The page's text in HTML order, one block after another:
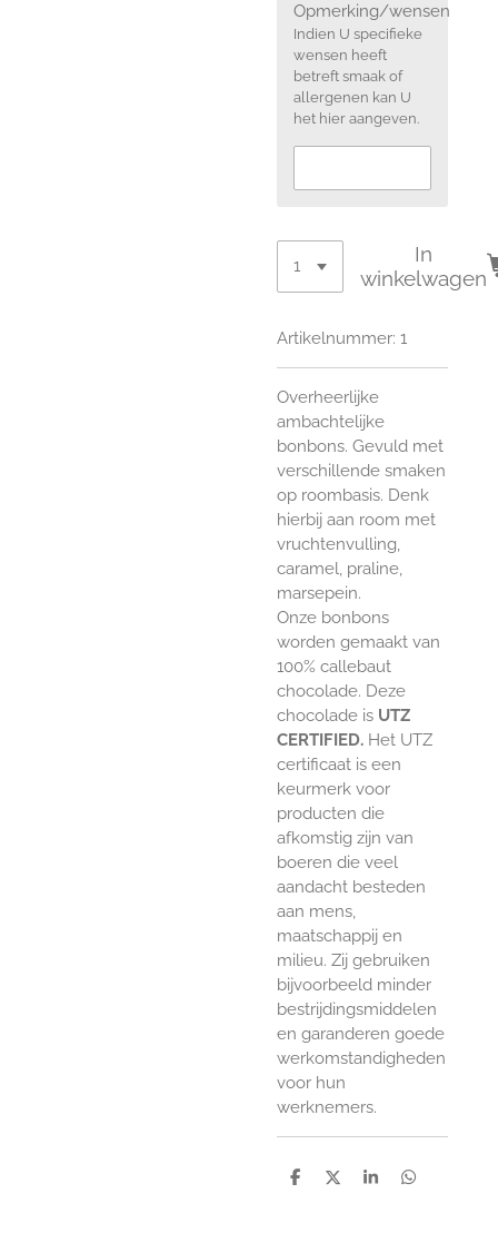
Opmerking/wensen
Indien U specifieke
wensen heeft
betreft smaak of
allergenen kan U
het hier aangeven.
In
winkelwagen
Artikelnummer: 1
Overheerlijke
ambachtelijke
bonbons. Gevuld met
verschillende smaken
op roombasis. Denk
hierbij aan room met
vruchtenvulling,
caramel, praline,
marsepein.
Onze bonbons
worden gemaakt van
100% callebaut
chocolade. Deze
chocolade is UTZ
CERTIFIED. Het UTZ
certificaat is een
keurmerk voor
producten die
afkomstig zijn van
boeren die veel
aandacht besteden
aan mens,
maatschappij en
milieu. Zij gebruiken
bijvoorbeeld minder
bestrijdingsmiddelen
en garanderen goede
werkomstandigheden
voor hun
werknemers.
D
D
S
D